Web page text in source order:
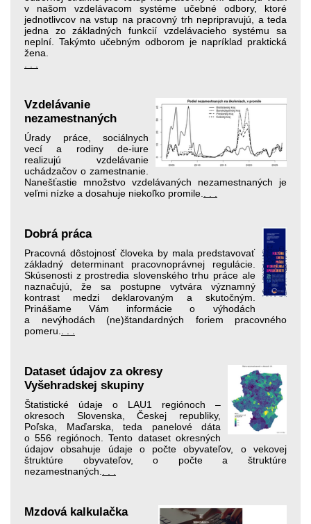
v našom vzdelávacom systéme učebné odbory, ktoré
jednotlivcov na vstup na pracovný trh nepripravujú, a teda
jedna zo základných funkcií vzdelávacieho systému sa
neplní. Takýmto učebným odborom je napríklad praktická
žena.
Vzdelávanie
nezamestnaných
Úrady práce, sociálnych
vecí a rodiny de-iure
realizujú vzdelávanie
uchádzačov o zamestnanie.
Nanešťastie množstvo vzdelávaných nezamestnaných je
veľmi nízke a dosahuje niekoľko promile.
Dobrá práca
Pracovná dôstojnosť človeka by mala pred­stavovať
základný determinant pracovnoprávnej regulácie.
Skúsenosti z prostredia slovenského trhu práce ale
naznačujú, že sa postupne vytvára významný
kontrast medzi deklarovaným a skutočným.
Prinášame Vám informácie o výhodách
a nevýhodách (ne)štandardných foriem pracovného
pomeru.
Dataset údajov za okresy
Vyšehradskej skupiny
Štatistické údaje o LAU1 regiónoch –
okresoch Slovenska, Českej republiky,
Poľska, Maďarska, teda panelové dáta
o 556 regiónoch. Tento dataset okresných
údajov obsahuje údaje o počte obyvateľov, o vekovej
štruktúre obyvateľov, o počte a štruktúre
nezamestnaných.
Mzdová kalkulačka